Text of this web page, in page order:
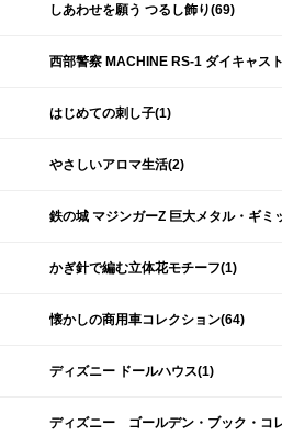
しあわせを願う つるし飾り(69)
西部警察 MACHINE RS-1 ダイキャス
はじめての刺し子(1)
やさしいアロマ生活(2)
鉄の城 マジンガーZ 巨大メタル・ギミ
かぎ針で編む立体花モチーフ(1)
懐かしの商用車コレクション(64)
ディズニー ドールハウス(1)
ディズニー ゴールデン・ブック・コ